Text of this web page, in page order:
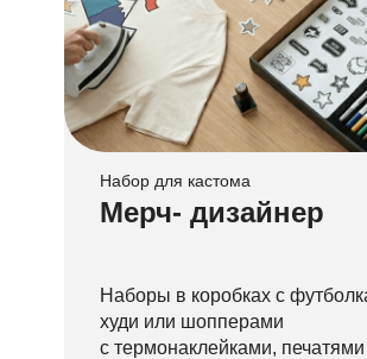
Набор для кастома
Мерч- дизайнер
Наборы в коробках с
худи или шопперами
с термонаклейками, печатями